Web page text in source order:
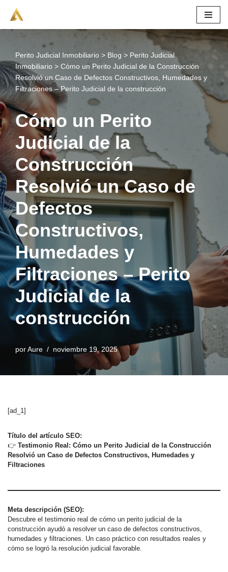
Saltar
contenido
Perito Judicial Inmobiliario > Blog > Perito Judicial
Inmobiliario > Cómo un Perito Judicial de la Construcción
Resolvió un Caso de Defectos Constructivos, Humedades y
Filtraciones – Perito Judicial de la construcción
Cómo un Perito
Judicial de la
Construcción
Resolvió un Caso de
Defectos
Constructivos,
Humedades y
Filtraciones – Perito
Judicial de la
construcción
por Aure noviembre 19, 2025
[ad_1]
Título del artículo SEO:
👉 Testimonio Real: Cómo un Perito Judicial de la Construcción
Resolvió un Caso de Defectos Constructivos, Humedades y
Filtraciones
Meta descripción (SEO):
Descubre el testimonio real de cómo un perito judicial de la
construcción ayudó a resolver un caso de defectos constructivos,
humedades y filtraciones. Un caso práctico con resultados reales y
cómo se logró la resolución judicial favorable.